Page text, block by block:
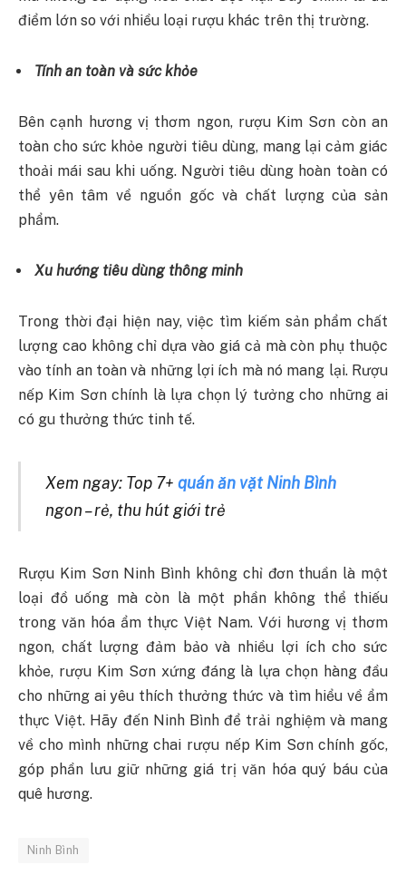
điểm lớn so với nhiều loại rượu khác trên thị trường.
Tính an toàn và sức khỏe
Bên cạnh hương vị thơm ngon, rượu Kim Sơn còn an
toàn cho sức khỏe người tiêu dùng, mang lại cảm giác
thoải mái sau khi uống. Người tiêu dùng hoàn toàn có
thể yên tâm về nguồn gốc và chất lượng của sản
phẩm.
Xu hướng tiêu dùng thông minh
Trong thời đại hiện nay, việc tìm kiếm sản phẩm chất
lượng cao không chỉ dựa vào giá cả mà còn phụ thuộc
vào tính an toàn và những lợi ích mà nó mang lại. Rượu
nếp Kim Sơn chính là lựa chọn lý tưởng cho những ai
có gu thưởng thức tinh tế.
Xem ngay: Top 7+ quán ăn vặt Ninh Bình
ngon – rẻ, thu hút giới trẻ
Rượu Kim Sơn Ninh Bình không chỉ đơn thuần là một
loại đồ uống mà còn là một phần không thể thiếu
trong văn hóa ẩm thực Việt Nam. Với hương vị thơm
ngon, chất lượng đảm bảo và nhiều lợi ích cho sức
khỏe, rượu Kim Sơn xứng đáng là lựa chọn hàng đầu
cho những ai yêu thích thưởng thức và tìm hiểu về ẩm
thực Việt. Hãy đến Ninh Bình để trải nghiệm và mang
về cho mình những chai rượu nếp Kim Sơn chính gốc,
góp phần lưu giữ những giá trị văn hóa quý báu của
quê hương.
Ninh Bình